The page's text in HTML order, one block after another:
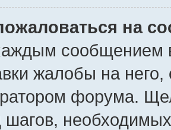
на
сообщением
жалобы на
форума.
шагов,